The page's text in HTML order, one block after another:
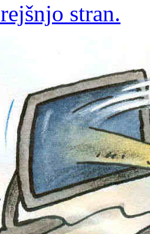
stran.